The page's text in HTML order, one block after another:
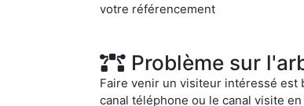
votre référencement
Problème sur
Faire venir un visiteur intéressé est
canal téléphone ou le canal visite